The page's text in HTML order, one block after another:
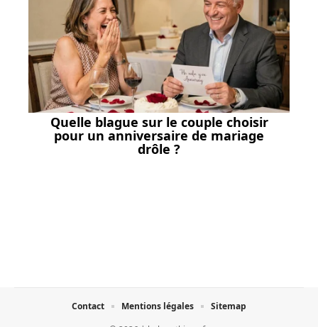
Quelle blague sur le couple choisir
pour un anniversaire de mariage
drôle ?
Contact Mentions légales Sitemap